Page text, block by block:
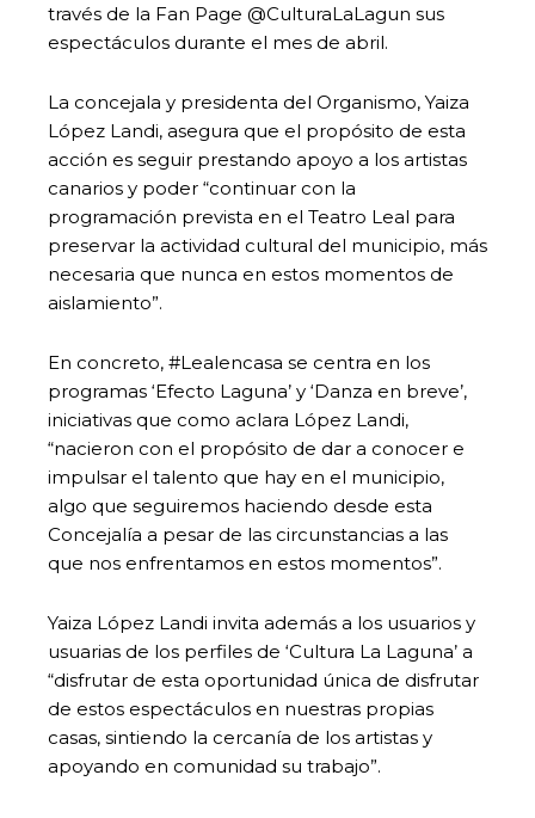
través de la Fan Page @CulturaLaLagun sus
espectáculos durante el mes de abril.
La concejala y presidenta del Organismo, Yaiza
López Landi, asegura que el propósito de esta
acción es seguir prestando apoyo a los artistas
canarios y poder “continuar con la
programación prevista en el Teatro Leal para
preservar la actividad cultural del municipio, más
necesaria que nunca en estos momentos de
aislamiento”.
En concreto, #Lealencasa se centra en los
programas ‘Efecto Laguna’ y ‘Danza en breve’,
iniciativas que como aclara López Landi,
“nacieron con el propósito de dar a conocer e
impulsar el talento que hay en el municipio,
algo que seguiremos haciendo desde esta
Concejalía a pesar de las circunstancias a las
que nos enfrentamos en estos momentos”.
Yaiza López Landi invita además a los usuarios y
usuarias de los perfiles de ‘Cultura La Laguna’ a
“disfrutar de esta oportunidad única de disfrutar
de estos espectáculos en nuestras propias
casas, sintiendo la cercanía de los artistas y
apoyando en comunidad su trabajo”.